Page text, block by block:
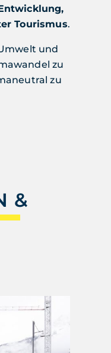
Tourismus.
und
zu
zu
&